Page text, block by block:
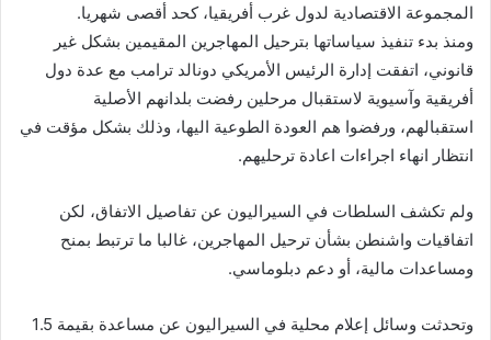
المجموعة الاقتصادية لدول غرب أفريقيا، كحد أقصى شهريا.
ومنذ بدء تنفيذ سياساتها بترحيل المهاجرين المقيمين بشكل غير
قانوني، اتفقت إدارة الرئيس الأمريكي دونالد ترامب مع عدة دول
أفريقية وآسيوية لاستقبال مرحلين رفضت بلدانهم الأصلية
استقبالهم، ورفضوا هم العودة الطوعية اليها، وذلك بشكل مؤقت في
انتظار انهاء اجراءات اعادة ترحليهم.
ولم تكشف السلطات في السيراليون عن تفاصيل الاتفاق، لكن
اتفاقيات واشنطن بشأن ترحيل المهاجرين، غالبا ما ترتبط بمنح
ومساعدات مالية، أو دعم دبلوماسي.
وتحدثت وسائل إعلام محلية في السيراليون عن مساعدة بقيمة 1.5